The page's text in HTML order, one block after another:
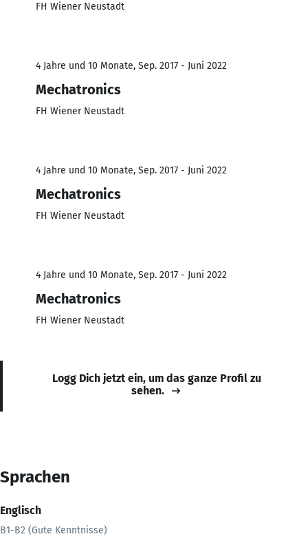
FH Wiener Neustadt
4 Jahre und 10 Monate, Sep. 2017 - Juni 2022
Mechatronics
FH Wiener Neustadt
4 Jahre und 10 Monate, Sep. 2017 - Juni 2022
Mechatronics
FH Wiener Neustadt
4 Jahre und 10 Monate, Sep. 2017 - Juni 2022
Mechatronics
FH Wiener Neustadt
Logg Dich jetzt ein, um das ganze Profil zu
sehen.
Sprachen
Englisch
B1-B2 (Gute Kenntnisse)